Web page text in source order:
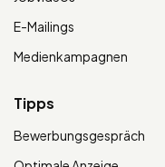
E-Mailings
Medienkampagnen
Tipps
Bewerbungsgespräch